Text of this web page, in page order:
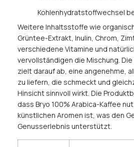
Kohlenhydratstoffwechsel
Weitere Inhaltsstoffe wie
Grüntee-Extrakt, Inulin, Chrom,
verschiedene Vitamine und
vervollständigen die Mischung.
zielt darauf ab, eine angenehme,
zu liefern, die schmeckt und
Hinsicht sinnvoll wirkt. Die
dass Bryo 100% Arabica-Kaffee
künstlichen Aromen ist, was den
Genusserlebnis unterstützt.